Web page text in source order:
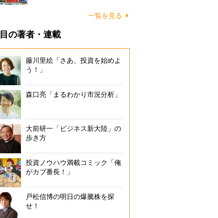
一覧を見る
の著者・連載
藤川里絵「さあ、投資を始めよ
う！」
森口亮「まるわかり市況分析」
大前研一「ビジネス新大陸」の
歩き方
投資ノウハウ満載コミック「俺
がカブ番長！」
戸松信博の明日の爆騰株を探
せ！